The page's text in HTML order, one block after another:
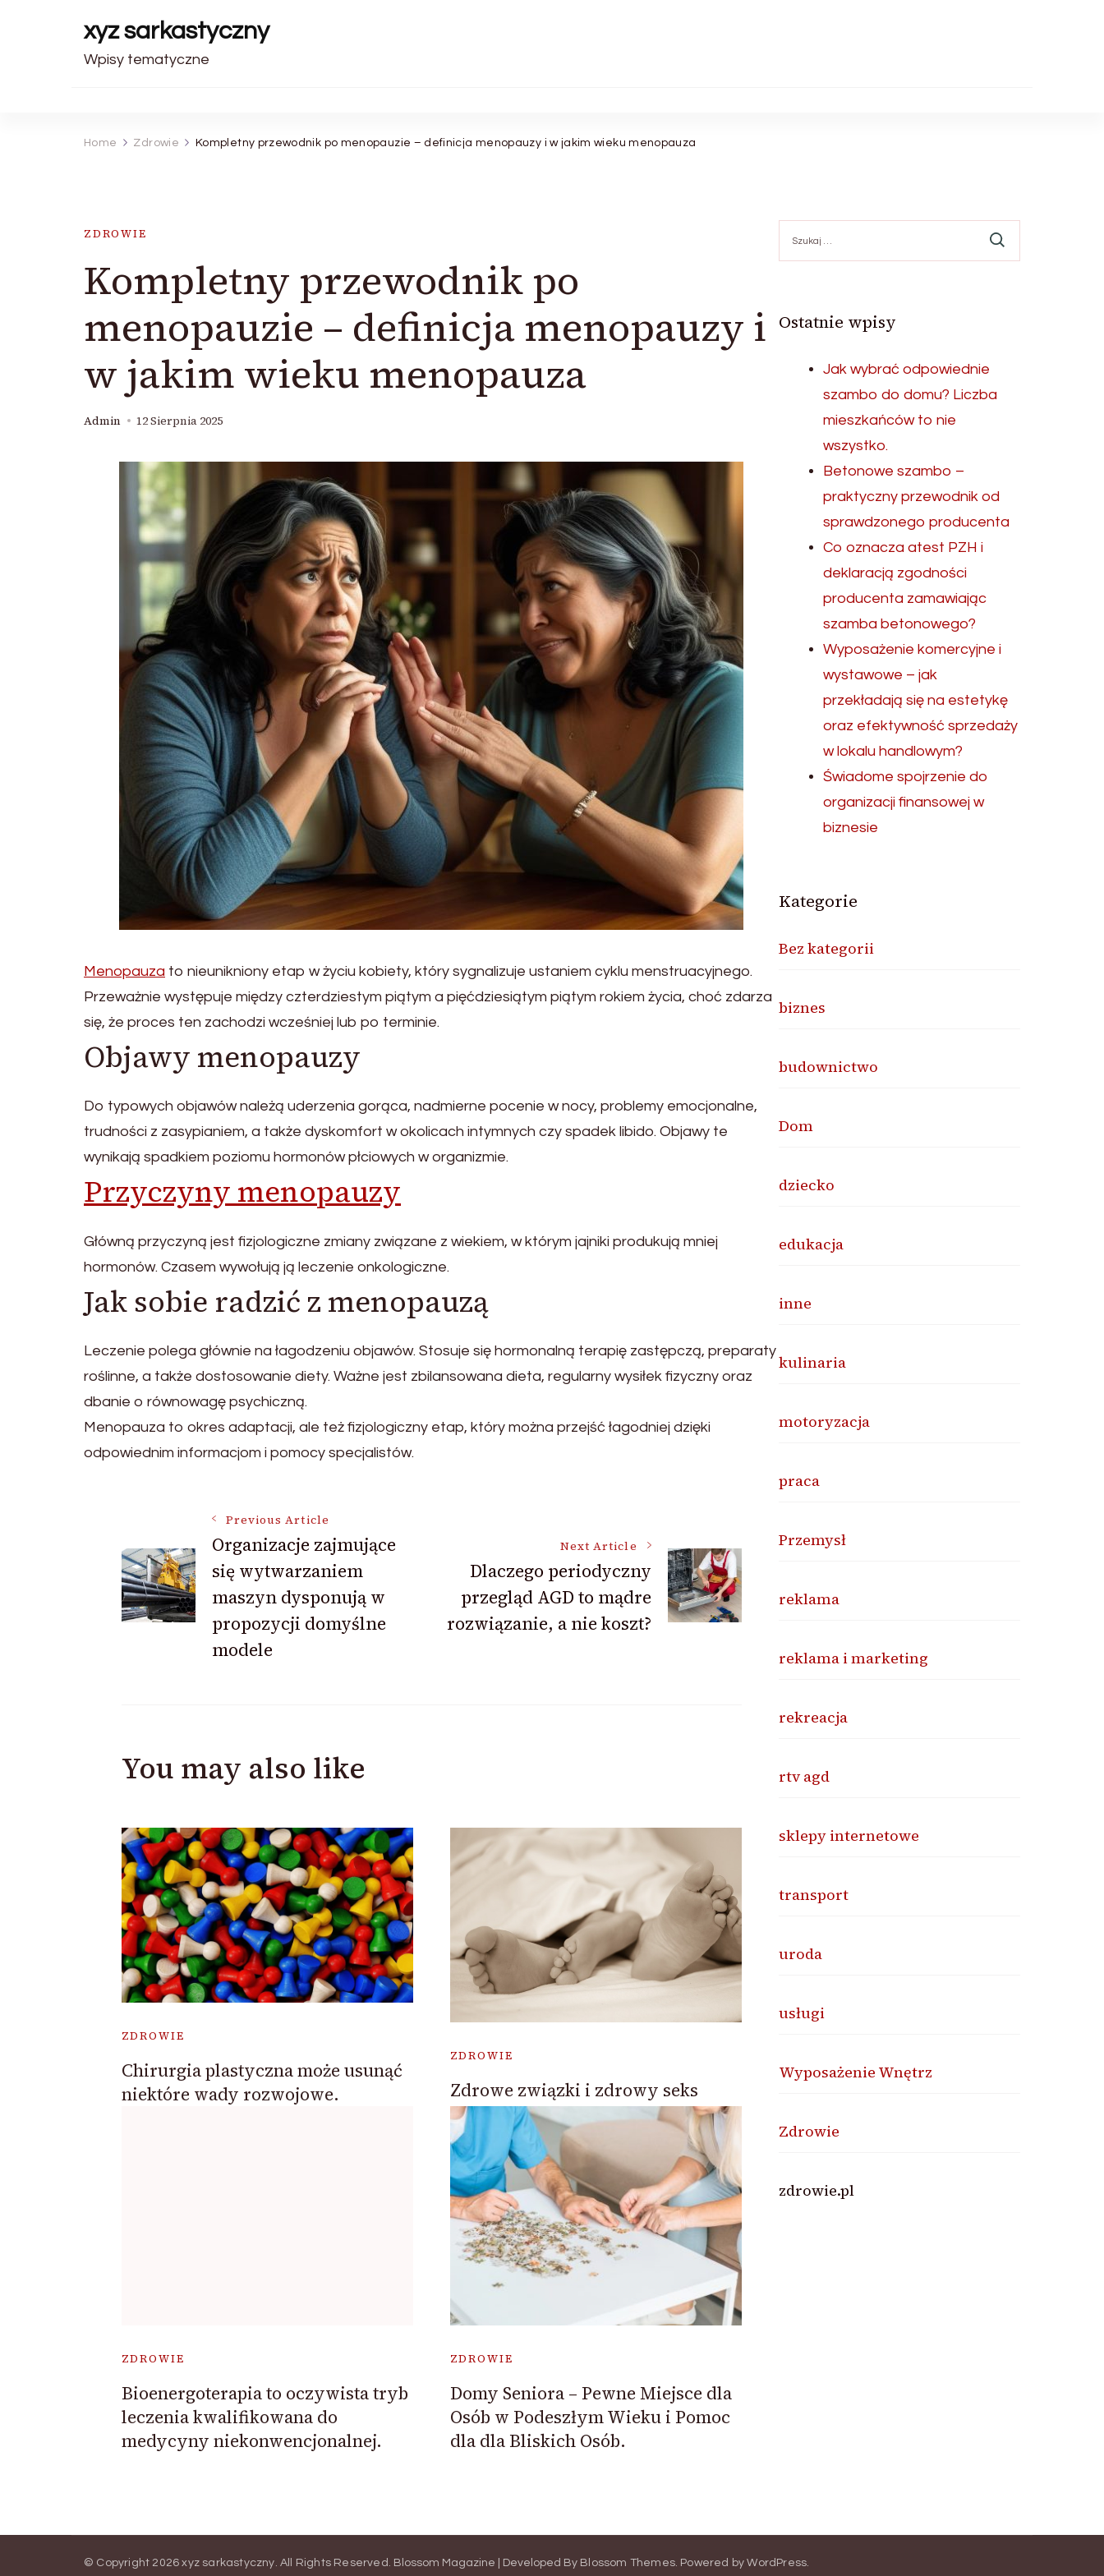
xyz sarkastyczny
Wpisy tematyczne
Home Zdrowie Kompletny przewodnik po menopauzie – definicja menopauzy i w jakim wieku menopauza
ZDROWIE
Kompletny przewodnik po
menopauzie – definicja menopauzy i
w jakim wieku menopauza
Admin 12 Sierpnia 2025
Menopauza to nieunikniony etap w życiu kobiety, który sygnalizuje ustaniem cyklu menstruacyjnego.
Przeważnie występuje między czterdziestym piątym a pięćdziesiątym piątym rokiem życia, choć zdarza
się, że proces ten zachodzi wcześniej lub po terminie.
Objawy menopauzy
Do typowych objawów należą uderzenia gorąca, nadmierne pocenie w nocy, problemy emocjonalne,
trudności z zasypianiem, a także dyskomfort w okolicach intymnych czy spadek libido. Objawy te
wynikają spadkiem poziomu hormonów płciowych w organizmie.
Przyczyny menopauzy
Główną przyczyną jest fizjologiczne zmiany związane z wiekiem, w którym jajniki produkują mniej
hormonów. Czasem wywołują ją leczenie onkologiczne.
Jak sobie radzić z menopauzą
Leczenie polega głównie na łagodzeniu objawów. Stosuje się hormonalną terapię zastępczą, preparaty
roślinne, a także dostosowanie diety. Ważne jest zbilansowana dieta, regularny wysiłek fizyczny oraz
dbanie o równowagę psychiczną.
Menopauza to okres adaptacji, ale też fizjologiczny etap, który można przejść łagodniej dzięki
odpowiednim informacjom i pomocy specjalistów.
Navigation
Previous Article
Organizacje zajmujące
się wytwarzaniem
maszyn dysponują w
propozycji domyślne
modele
Next Article
Dlaczego periodyczny
przegląd AGD to mądre
rozwiązanie, a nie koszt?
You may also like
ZDROWIE
Chirurgia plastyczna może usunąć
niektóre wady rozwojowe.
ZDROWIE
Zdrowe związki i zdrowy seks
ZDROWIE
Bioenergoterapia to oczywista tryb
leczenia kwalifikowana do
medycyny niekonwencjonalnej.
ZDROWIE
Domy Seniora – Pewne Miejsce dla
Osób w Podeszłym Wieku i Pomoc
dla dla Bliskich Osób.
Ostatnie wpisy
Jak wybrać odpowiednie
szambo do domu? Liczba
mieszkańców to nie
wszystko.
Betonowe szambo –
praktyczny przewodnik od
sprawdzonego producenta
Co oznacza atest PZH i
deklaracją zgodności
producenta zamawiając
szamba betonowego?
Wyposażenie komercyjne i
wystawowe – jak
przekładają się na estetykę
oraz efektywność sprzedaży
w lokalu handlowym?
Świadome spojrzenie do
organizacji finansowej w
biznesie
Kategorie
Bez kategorii
biznes
budownictwo
Dom
dziecko
edukacja
inne
kulinaria
motoryzacja
praca
Przemysł
reklama
reklama i marketing
rekreacja
rtv agd
sklepy internetowe
transport
uroda
usługi
Wyposażenie Wnętrz
Zdrowie
zdrowie.pl
© Copyright 2026xyz sarkastyczny . All Rights Reserved. Blossom Magazine | Developed By Blossom Themes Powered byWordPress